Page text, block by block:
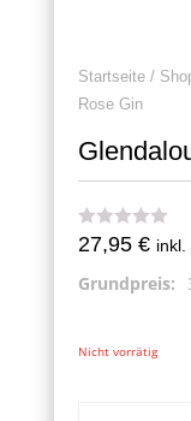
Startseite/
Rose Gin
27,95 € inkl.
Grundpreis:
Nicht vorrätig